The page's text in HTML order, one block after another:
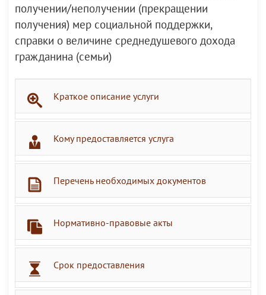
получении/неполучении (прекращении
получения) мер социальной поддержки,
справки о величине среднедушевого дохода
гражданина (семьи)
Краткое описание услуги
Кому предоставляется услуга
Перечень необходимых документов
Нормативно-правовые акты
Срок предоставления